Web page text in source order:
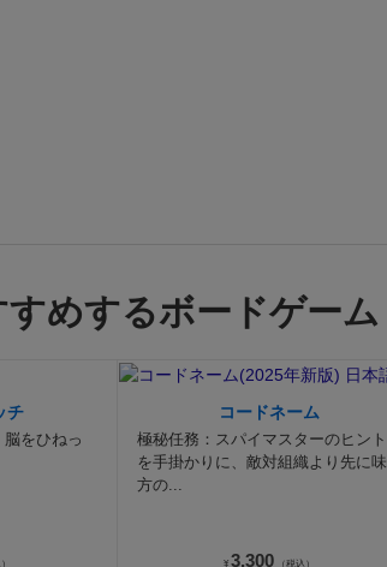
めするボードゲーム
チ
をひねっ
コードネーム
極秘任務：スパイマスターのヒント
を手掛かりに、敵対組織より先に味
方の...
¥ 3,300 （税込）